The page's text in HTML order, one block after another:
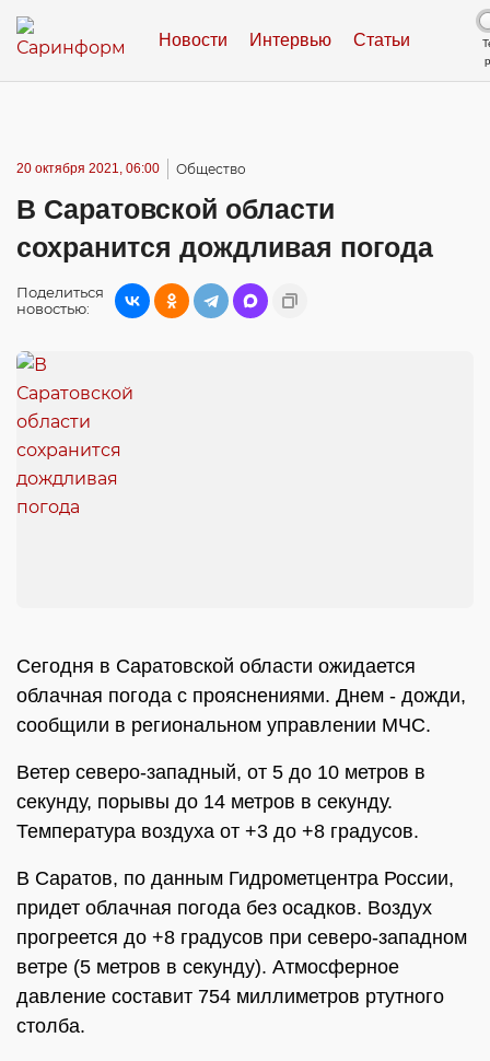
Новости Интервью Статьи
20 октября 2021, 06:00 Общество
В Саратовской области
сохранится дождливая погода
Поделиться
новостью:
Сегодня в Саратовской области ожидается
облачная погода с прояснениями. Днем - дожди,
сообщили в региональном управлении МЧС.
Ветер северо-западный, от 5 до 10 метров в
секунду, порывы до 14 метров в секунду.
Температура воздуха от +3 до +8 градусов.
В Саратов, по данным Гидрометцентра России,
придет облачная погода без осадков. Воздух
прогреется до +8 градусов при северо-западном
ветре (5 метров в секунду). Атмосферное
давление составит 754 миллиметров ртутного
столба.